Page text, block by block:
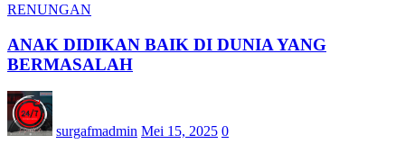
RENUNGAN
ANAK DIDIKAN BAIK DI DUNIA YANG
BERMASALAH
surgafmadmin Mei 15, 2025 0